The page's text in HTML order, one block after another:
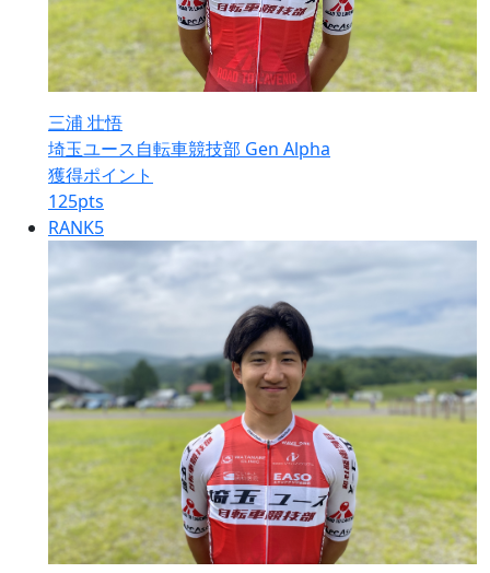
三浦 壮悟
埼玉ユース自転車競技部 Gen Alpha
獲得ポイント
125pts
RANK5